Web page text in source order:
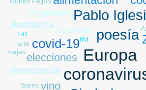
Europa
poesía
Pablo
covid-19
elecciones
vino
Andalucía
democracia
Puigdemont
Barcelona
arte
bares
viajes
1-O
8M